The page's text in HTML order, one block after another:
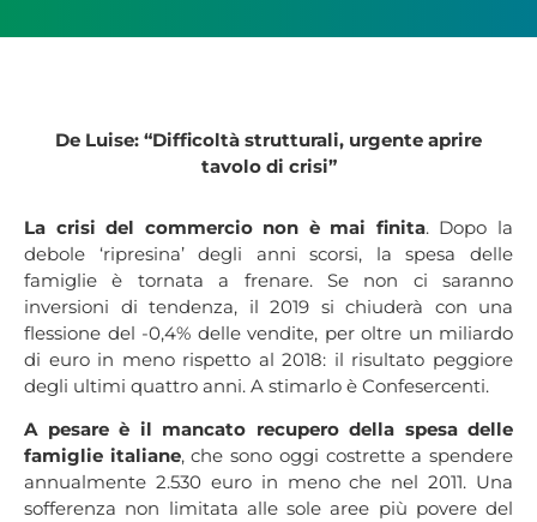
De Luise: “Difficoltà strutturali, urgente aprire
tavolo di crisi”
La crisi del commercio non è mai finita. Dopo la
debole ‘ripresina’ degli anni scorsi, la spesa delle
famiglie è tornata a frenare. Se non ci saranno
inversioni di tendenza, il 2019 si chiuderà con una
flessione del -0,4% delle vendite, per oltre un miliardo
di euro in meno rispetto al 2018: il risultato peggiore
degli ultimi quattro anni. A stimarlo è Confesercenti.
A pesare è il mancato recupero della spesa delle
famiglie italiane, che sono oggi costrette a spendere
annualmente 2.530 euro in meno che nel 2011. Una
sofferenza non limitata alle sole aree più povere del